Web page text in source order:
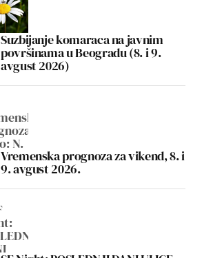
Suzbijanje komaraca na javnim
površinama u Beogradu (8. i 9.
avgust 2026)
Vremenska prognoza za vikend, 8. i
9. avgust 2026.